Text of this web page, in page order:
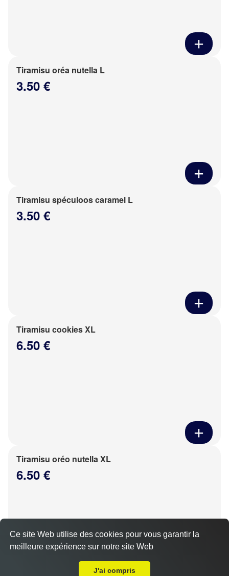
Tiramisu oréa nutella L
3.50 €
Tiramisu spéculoos caramel L
3.50 €
Tiramisu cookies XL
6.50 €
Tiramisu oréo nutella XL
6.50 €
Ce site Web utilise des cookies pour vous garantir la
meilleure expérience sur notre site Web
J'ai compris